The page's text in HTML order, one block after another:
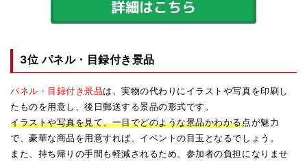
3位 パネル・目録付き景品
パネル・目録付き景品は、実物の代わりにイラストや写真を印刷し
たものを用意し、後日郵送する景品の形式です。
イラストや写真を見て、一目でどのような景品かわかる点が魅力
で、豪華な商品を用意すれば、イベントの目玉となるでしょう。
また、持ち帰りの手間も軽減されるため、参加者の負担になりませ